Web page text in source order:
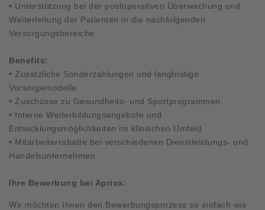
• Unterstützung bei der postoperativen Überwachung und
Weiterleitung der Patienten in die nachfolgenden
Versorgungsbereiche
Benefits:
• Zusätzliche Sonderzahlungen und langfristige
Vorsorgemodelle
• Zuschüsse zu Gesundheits- und Sportprogrammen
• Interne Weiterbildungsangebote und
Entwicklungsmöglichkeiten im klinischen Umfeld
• Mitarbeiterrabatte bei verschiedenen Dienstleistungs- und
Handelsunternehmen
Ihre Bewerbung bei Apriva:
Wir möchten Ihnen den Bewerbungsprozess so einfach wie